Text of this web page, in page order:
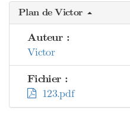
Plan de Victor
Auteur :
Victor
Fichier :
123.pdf